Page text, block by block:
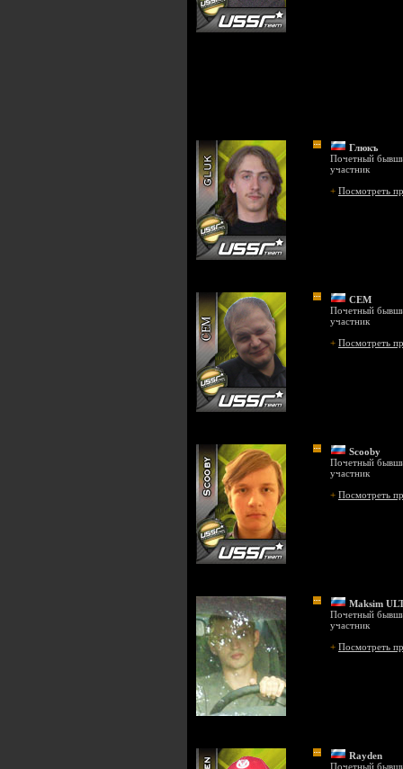
Глюкъ
Почетный
участник
+ Посмотреть
CEM
Почетный
участник
+ Посмотреть
Scooby
Почетный
участник
+ Посмотреть
Maksim
Почетный
участник
+ Посмотреть
Rayden
Почетный